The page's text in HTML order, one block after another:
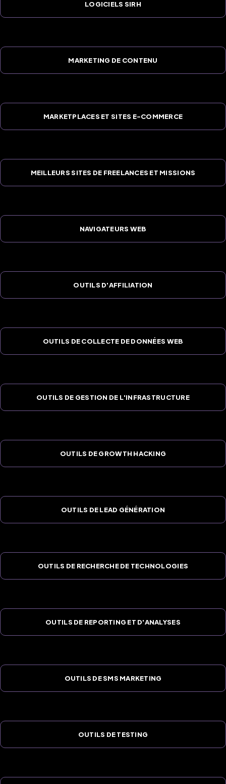
LOGICIELS SIRH
MARKETING DE CONTENU
MARKETPLACES ET SITES E-COMMERCE
MEILLEURS SITES DE FREELANCES ET MISSIONS
NAVIGATEURS WEB
OUTILS D'AFFILIATION
OUTILS DE COLLECTE DE DONNÉES WEB
OUTILS DE GESTION DE L'INFRASTRUCTURE
OUTILS DE GROWTH HACKING
OUTILS DE LEAD GÉNÉRATION
OUTILS DE RECHERCHE DE TECHNOLOGIES
OUTILS DE REPORTING ET D'ANALYSES
OUTILS DE SMS MARKETING
OUTILS DE TESTING